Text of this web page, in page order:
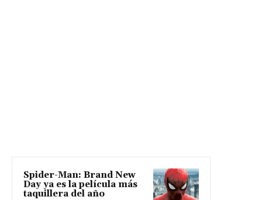
Spider-Man: Brand New
Day ya es la película más
taquillera del año